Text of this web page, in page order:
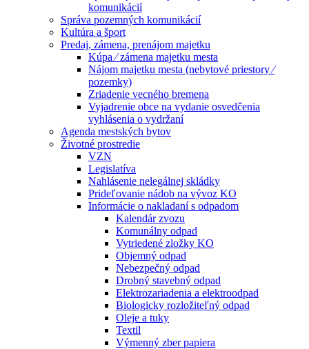
komunikácií
Správa pozemných komunikácií
Kultúra a šport
Predaj, zámena, prenájom majetku
Kúpa ⁄ zámena majetku mesta
Nájom majetku mesta (nebytové priestory ⁄
pozemky)
Zriadenie vecného bremena
Vyjadrenie obce na vydanie osvedčenia
vyhlásenia o vydržaní
Agenda mestských bytov
Životné prostredie
VZN
Legislatíva
Nahlásenie nelegálnej skládky
Prideľovanie nádob na vývoz KO
Informácie o nakladaní s odpadom
Kalendár zvozu
Komunálny odpad
Vytriedené zložky KO
Objemný odpad
Nebezpečný odpad
Drobný stavebný odpad
Elektrozariadenia a elektroodpad
Biologicky rozložiteľný odpad
Oleje a tuky
Textil
Výmenný zber papiera